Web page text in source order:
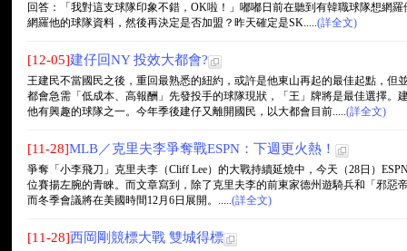
回答：「我對這支球隊印象不錯，OK啦！」嘟嘟日前在聽到有韓職球隊想網
網羅他的球隊資料，然後再決定是否加盟？昨天確定是SK.....(詳全文)
[12-05]建仔回NY 投效大都會?
王建民不當國民之後，重回最熟悉的紐約，或許是他東山再起的最佳起點，但
都會急需「低成本、高報酬」先發投手的球隊現狀，「王」牌將是最佳選擇。
他有興趣的球隊之一。今年季後建仔又離開國民，以大都會目前.....(詳全文)
[11-28]MLB／克里夫李爭奪戰ESPN：下週更火熱！
爭奪「小李飛刀」克里夫李（Cliff Lee）的大戰持續延燒中，今天（28日）
位賽揚左腕的青睞。而文章寫到，除了克里夫李的前東家德州遊騎兵和「邪惡
而冬季會議將在美國時間12月6日展開。.....(詳全文)
[11-28]西岡剛競標大戰 雙城得標